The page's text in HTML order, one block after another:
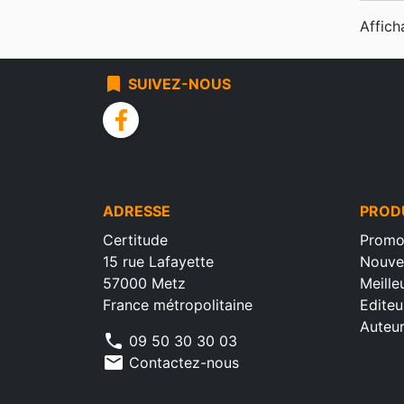
bookmark SUIVEZ-NOUS
facebook
ADRESSE
Certitude
15 rue Lafayette
57000 Metz
France métropolitaine
phone 09 50 30 30 03
mail Contactez-nous